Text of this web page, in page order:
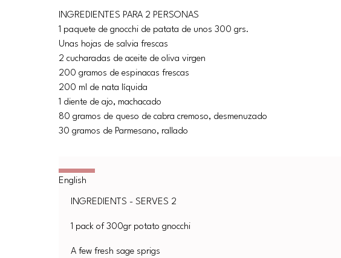
INGREDIENTES PARA 2 PERSONAS
1 paquete de gnocchi de patata de unos 300 grs.
Unas hojas de salvia frescas
2 cucharadas de aceite de oliva virgen
200 gramos de espinacas frescas
200 ml de nata líquida
1 diente de ajo, machacado
80 gramos de queso de cabra cremoso, desmenuzado
30 gramos de Parmesano, rallado
INGREDIENTS - SERVES 2
1 pack of 300gr potato gnocchi
A few fresh sage sprigs